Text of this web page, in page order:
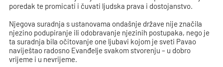
poredak te promicati i čuvati ljudska prava i dostojanstvo.
Njegova suradnja s ustanovama ondašnje države nije značila
njezino podupiranje ili odobravanje njezinih postupaka, nego je
ta suradnja bila očitovanje one ljubavi kojom je sveti Pavao
naviještao radosno Evanđelje svakom stvorenju – u dobro
vrijeme i u nevrijeme.